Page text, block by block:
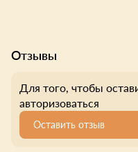
Отзывы
Для того, чтобы
авторизоваться
Оставить отзыв